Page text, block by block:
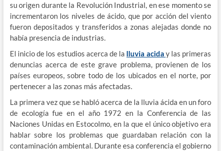
su origen durante la Revolución Industrial, en ese momento se
incrementaron los niveles de ácido, que por acción del viento
fueron depositados y transferidos a zonas alejadas donde no
había presencia de industrias.
El inicio de los estudios acerca de la lluvia acida y las primeras
denuncias acerca de este grave problema, provienen de los
países europeos, sobre todo de los ubicados en el norte, por
pertenecer a las zonas más afectadas.
La primera vez que se habló acerca de la lluvia ácida en un foro
de ecología fue en el año 1972 en la Conferencia de las
Naciones Unidas en Estocolmo, en la que el único objetivo era
hablar sobre los problemas que guardaban relación con la
contaminación ambiental. Durante esa conferencia el gobierno